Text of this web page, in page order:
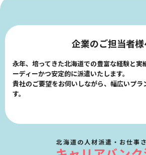
企業のご担当者
永年、培ってきた北海道での豊富な経験と実
ーディーかつ安定的に派遣いたします。
貴社のご要望をお伺いしながら、幅広いプラ
す。
北海道の人材派遣・お仕事